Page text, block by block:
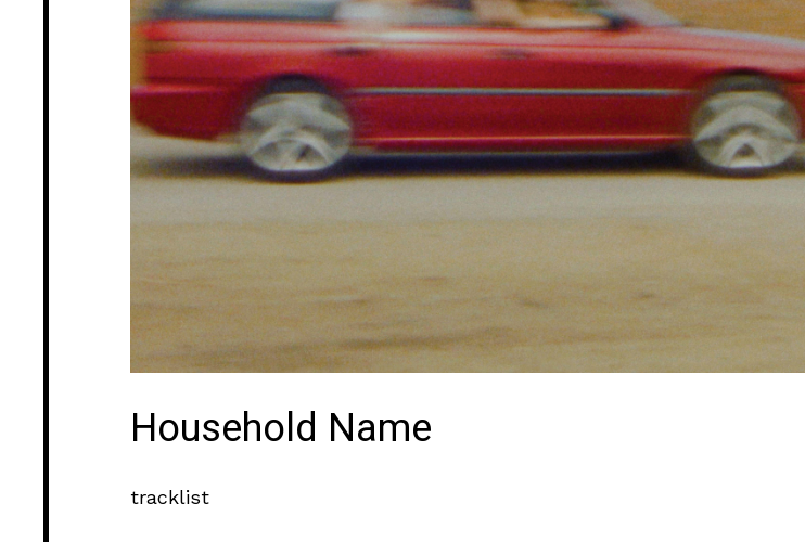
Household Name
tracklist